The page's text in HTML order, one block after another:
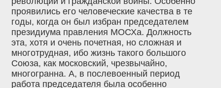
проявились его человеческие качества в те
годы, когда он был избран председателем
президиума правления МОСХа. Должность
эта, хотя и очень почетная, но сложная и
многотрудная, ибо жизнь такого большого
Союза, как московский, чрезвычайно,
многогранна. А, в послевоенный период
работа председателя была особенно